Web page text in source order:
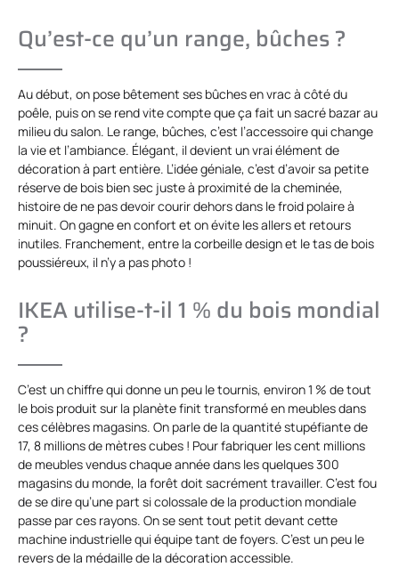
Qu’est-ce qu’un range, bûches ?
Au début, on pose bêtement ses bûches en vrac à côté du
poêle, puis on se rend vite compte que ça fait un sacré bazar au
milieu du salon. Le range, bûches, c’est l’accessoire qui change
la vie et l’ambiance. Élégant, il devient un vrai élément de
décoration à part entière. L’idée géniale, c’est d’avoir sa petite
réserve de bois bien sec juste à proximité de la cheminée,
histoire de ne pas devoir courir dehors dans le froid polaire à
minuit. On gagne en confort et on évite les allers et retours
inutiles. Franchement, entre la corbeille design et le tas de bois
poussiéreux, il n’y a pas photo !
IKEA utilise-t-il 1 % du bois mondial
?
C’est un chiffre qui donne un peu le tournis, environ 1 % de tout
le bois produit sur la planète finit transformé en meubles dans
ces célèbres magasins. On parle de la quantité stupéfiante de
17, 8 millions de mètres cubes ! Pour fabriquer les cent millions
de meubles vendus chaque année dans les quelques 300
magasins du monde, la forêt doit sacrément travailler. C’est fou
de se dire qu’une part si colossale de la production mondiale
passe par ces rayons. On se sent tout petit devant cette
machine industrielle qui équipe tant de foyers. C’est un peu le
revers de la médaille de la décoration accessible.